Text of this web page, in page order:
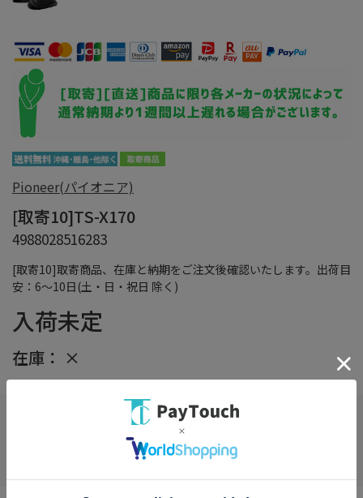
[取寄10]取寄商品、在庫と納期をご注文後確認いたします。出荷目
安：6～10日(土・日・祝日 除く)
Pioneer(パイオニア)
[取寄10]TS-X170
4988028516283
入荷未定
在庫： ×
在庫がありません